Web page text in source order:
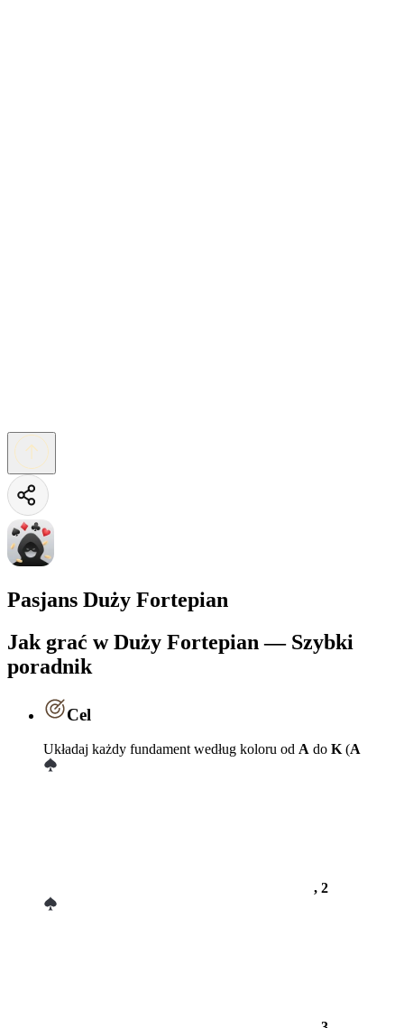
Pasjans Duży Fortepian
Jak grać w Duży Fortepian — Szybki
poradnik
Cel
Układaj każdy fundament według koloru od A do K(A
, 2